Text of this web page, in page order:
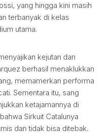
yang hingga kini masih
terbanyak di kelas
utama.
kejutan dan
berhasil menaklukkan
memamerkan performa
Sementara itu, sang
ketajamannya di
Sirkuit Catalunya
dan tidak bisa ditebak.